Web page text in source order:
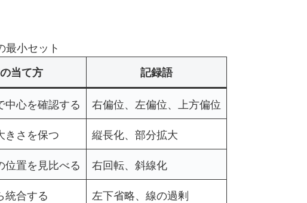
最小セット
当て方 記録語
中心を確認する
右偏位、左偏位、上方偏位
きさを保つ
縦長化、部分拡大
位置を見比べる
右回転、斜線化
統合する 左下省略、線の過剰